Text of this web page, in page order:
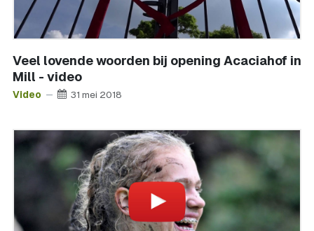
Veel lovende woorden bij opening Acaciahof in
Mill - video
Video 31 mei 2018